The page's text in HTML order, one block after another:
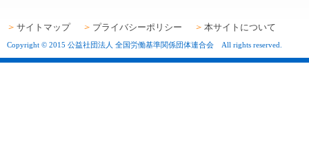
サイトマップ プライバシーポリシー 本サイトについて
Copyright © 2015 公益社団法人 全国労働基準関係団体連合会 All rights reserved.